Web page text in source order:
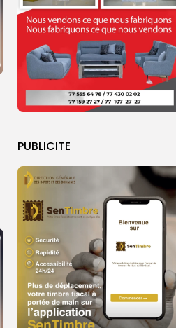
PUBLICITE